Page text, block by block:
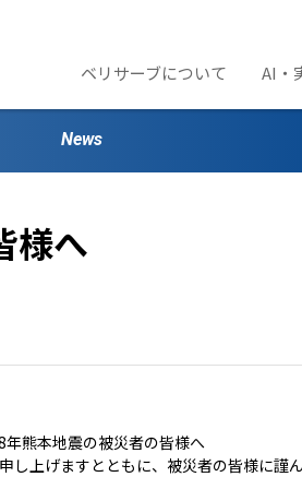
ベリサーブについて AI・
News
様へ
年熊本地震の被災者の皆様へ
上げますとともに、被災者の皆様に謹